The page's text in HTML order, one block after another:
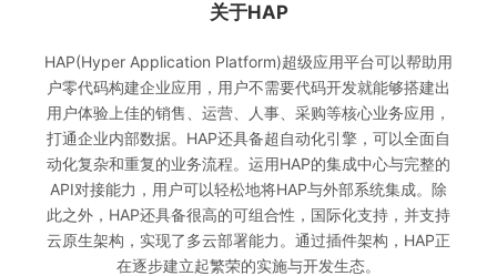
关于HAP
HAP(Hyper Application Platform)超级应用平台可以帮助用
户零代码构建企业应用，用户不需要代码开发就能够搭建出
用户体验上佳的销售、运营、人事、采购等核心业务应用，
打通企业内部数据。HAP还具备超自动化引擎，可以全面自
动化复杂和重复的业务流程。运用HAP的集成中心与完整的
API对接能力，用户可以轻松地将HAP与外部系统集成。除
此之外，HAP还具备很高的可组合性，国际化支持，并支持
云原生架构，实现了多云部署能力。通过插件架构，HAP正
在逐步建立起繁荣的实施与开发生态。